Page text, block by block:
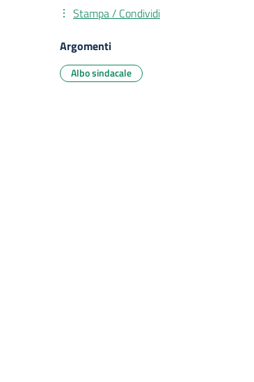
Stampa / Condividi
Argomenti
Albo sindacale